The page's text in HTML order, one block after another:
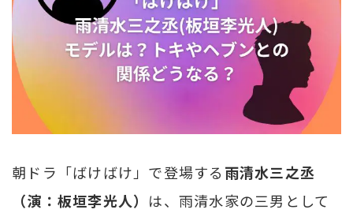
朝ドラ「ばけばけ」で登場する 雨清水三之丞
（演：板垣李光人） は、雨清水家の三男として